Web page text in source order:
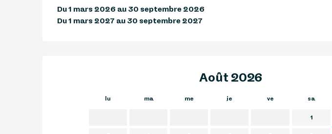
Du 1 mars 2026 au 30 septembre 2026
Du 1 mars 2027 au 30 septembre 2027
Août 2026
lu ma me je ve sa
1